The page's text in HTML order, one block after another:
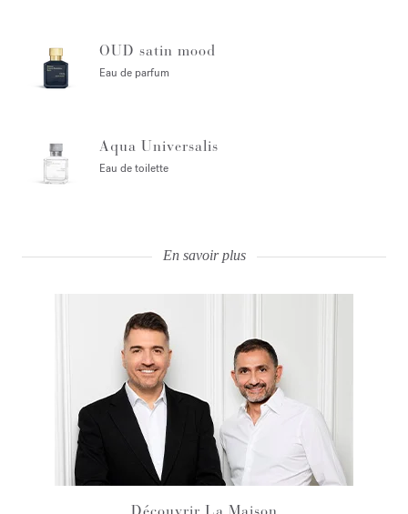
OUD satin mood
Eau de parfum
Aqua Universalis
Eau de toilette
En savoir plus
Découvrir La Maison